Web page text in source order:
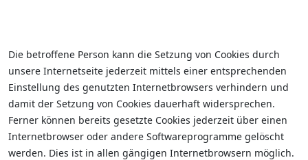
Die betroffene Person kann die Setzung von Cookies durch
unsere Internetseite jederzeit mittels einer entsprechenden
Einstellung des genutzten Internetbrowsers verhindern und
damit der Setzung von Cookies dauerhaft widersprechen.
Ferner können bereits gesetzte Cookies jederzeit über einen
Internetbrowser oder andere Softwareprogramme gelöscht
werden. Dies ist in allen gängigen Internetbrowsern möglich.